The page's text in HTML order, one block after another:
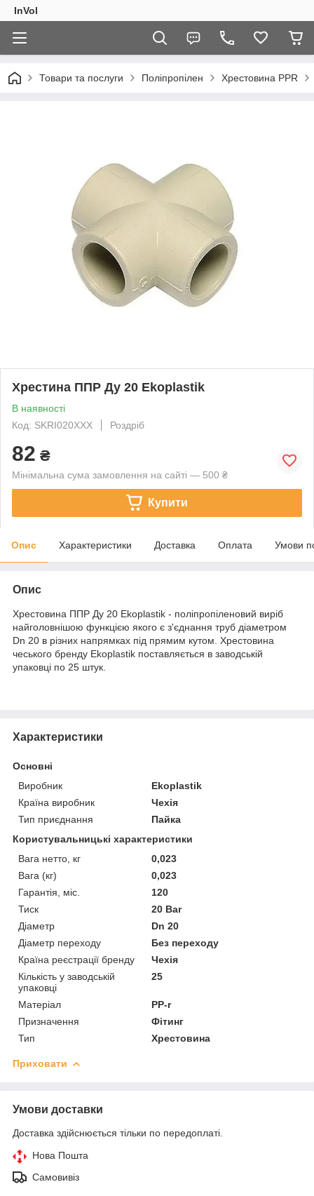
InVol
Товари та послуги Поліпропілен Хрестовина PPR
Хрестина ППР Ду 20 Ekoplastik
В наявності
Код: SKRI020XXX
Роздріб
82 ₴
Мінімальна сума замовлення на сайті — 500 ₴
Купити
Опис Характеристики Доставка Оплата Умови
Опис
Хрестовина ППР Ду 20 Ekoplastik - поліпропіленовий виріб
найголовнішою функцією якого є з'єднання труб діаметром
Dn 20 в різних напрямках під прямим кутом. Хрестовина
чеського бренду Ekoplastik поставляється в заводській
упаковці по 25 штук.
Характеристики
Основні
Виробник
Ekoplastik
Країна виробник
Чехія
Тип приєднання
Пайка
Користувальницькі характеристики
Вага нетто, кг
0,023
Вага (кг)
0,023
Гарантія, міс.
120
Тиск
20 Bar
Діаметр
Dn 20
Діаметр переходу
Без переходу
Країна реєстрації бренду
Чехія
Кількість у заводській
упаковці
25
Матеріал
PP-r
Призначення
Фітинг
Тип
Хрестовина
Приховати
Умови доставки
Доставка здійснюється тільки по передоплаті.
Нова Пошта
Самовивіз